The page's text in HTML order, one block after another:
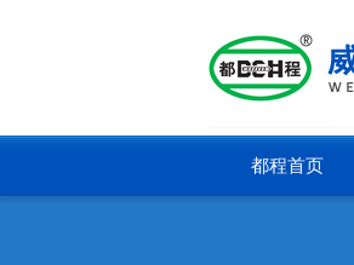
都程首页